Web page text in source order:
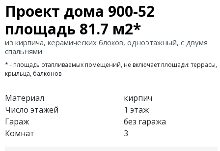
Проект дома 900-52
площадь 81.7 м2*
из кирпича, керамических блоков, одноэтажный, с двумя
спальнями
* - площадь отапливаемых помещений, не включает площади: террасы,
крыльца, балконов
Материал
кирпич
Число этажей
1 этаж
Гараж
без гаража
Комнат
3